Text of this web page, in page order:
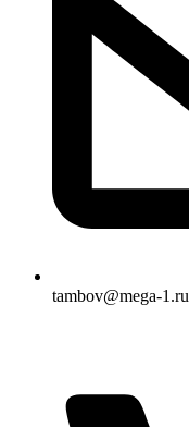
tambov@mega-1.ru